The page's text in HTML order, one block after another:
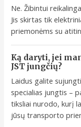
Ne. Žibintui
Jis skirtas tik
priemonėms su
Ką daryti, jei
JST jungčių?
Laidus galite
specialias jungtis –
tiksliai nurodo, kurį
jūsų transporto